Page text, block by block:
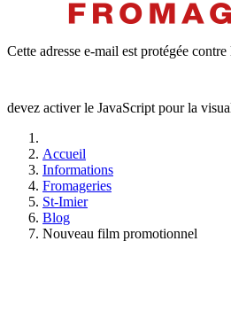
Cette adresse e-mail est protégée
devez activer le JavaScript pour la
Accueil
Informations
Fromageries
St-Imier
Blog
Nouveau film promotionnel